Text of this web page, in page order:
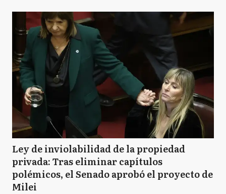
Ley de inviolabilidad de la propiedad
privada: Tras eliminar capítulos
polémicos, el Senado aprobó el proyecto de
Milei